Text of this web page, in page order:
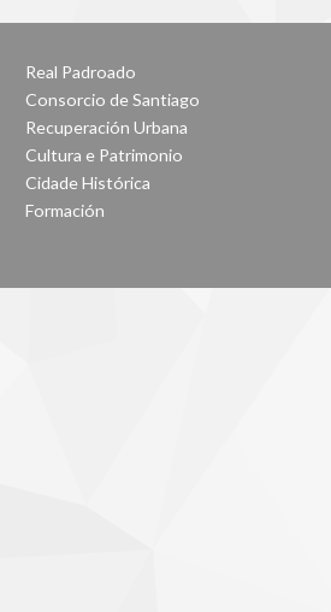
Real Padroado
Consorcio de Santiago
Recuperación Urbana
Cultura e Patrimonio
Cidade Histórica
Formación